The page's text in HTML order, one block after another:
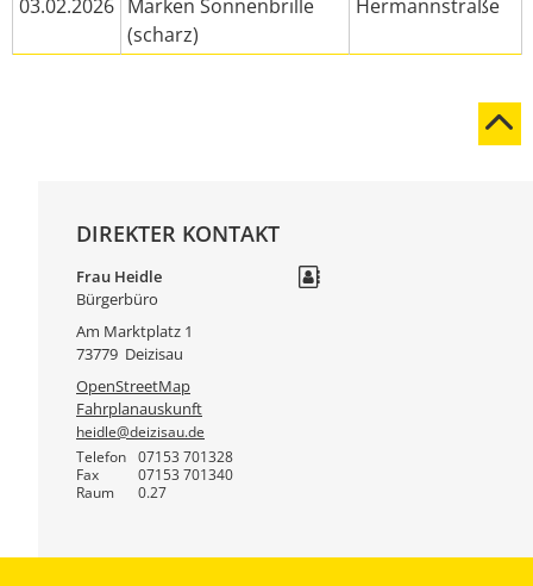
03.02.2026
Marken Sonnenbrille
(scharz)
Hermannstraße
DIREKTER KONTAKT
Frau Heidle
Bürgerbüro
Am Marktplatz 1
73779 Deizisau
OpenStreetMap
Fahrplanauskunft
heidle@deizisau.de
Telefon
07153 701328
Fax 07153 701340
Raum 0.27